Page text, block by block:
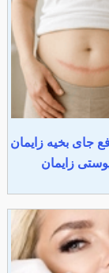
جای بخیه زایمان
زایمان